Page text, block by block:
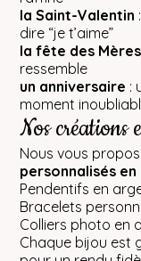
la Saint-Valentin
dire “je t’aime”
la fête des Mères
ressemble
un anniversaire :
moment
Nos créations
Nous vous
personnalisés
Pendentifs en
Bracelets
Colliers photo en
Chaque bijou est